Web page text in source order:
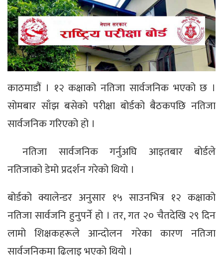
काठमाडौं । १२ कक्षाको नतिजा सार्वजनिक भएको छ ।
सोमबार साँझ बसेको परीक्षा बोर्डको बैठकपछि नतिजा
सार्वजनिक गरिएको हो ।
नतिजा सार्वजनिक गर्नुअघि आइतबार बोर्डले
नतिजाको डेमो प्रदर्शन गरेको थियो ।
बोर्डको क्यालेन्डर अनुसार १५ साउनभित्र १२ कक्षाको
नतिजा सार्वजनि हुनुपर्ने हो । तर, गत २० चैतदेखि २९ दिन
लामो शिक्षकहरूले आन्दोलन गरेका कारण नतिजा
सार्वजनिकमा ढिलाइ भएको थियो ।